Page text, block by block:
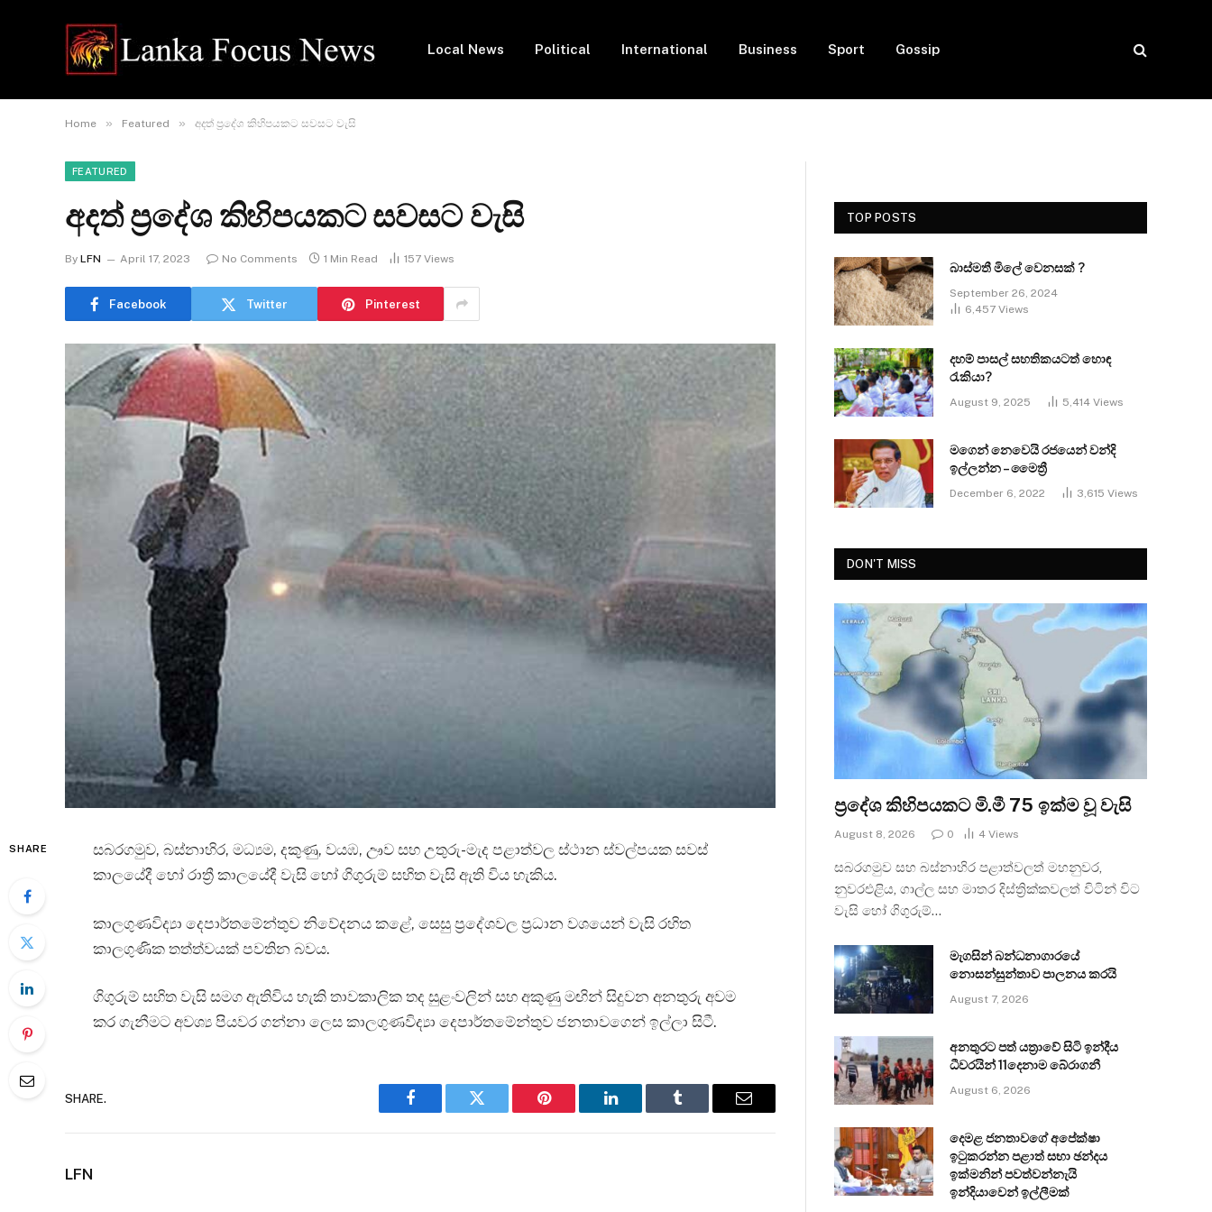
Local News Political International Business Sport Gossip
Home » Featured » අදත් ප්‍රදේශ කිහිපයකට සවසට වැසි
FEATURED
අදත් ප්‍රදේශ කිහිපයකට සවසට වැසි
By LFN April 17, 2023 No Comments 1 Min Read 157 Views
Facebook Twitter Pinterest
SHARE
සබරගමුව, බස්නාහිර, මධ්‍යම, දකුණු, වයඹ, ඌව සහ උතුරු-මැද පළාත්වල ස්ථාන ස්වල්පයක සවස්
කාලයේදී හෝ රාත්‍රී කාලයේදී වැසි හෝ ගිගුරුම් සහිත වැසි ඇති විය හැකිය.
කාලගුණවිද්‍යා දෙපාර්තමේන්තුව නිවේදනය කළේ, සෙසු ප්‍රදේශවල ප්‍රධාන වශයෙන් වැසි රහිත
කාලගුණික තත්ත්වයක් පවතින බවය.
ගිගුරුම් සහිත වැසි සමග ඇතිවිය හැකි තාවකාලික තද සුළංවලින් සහ අකුණු මඟින් සිදුවන අනතුරු අවම
කර ගැනීමට අවශ්‍ය පියවර ගන්නා ලෙස කාලගුණවිද්‍යා දෙපාර්තමේන්තුව ජනතාවගෙන් ඉල්ලා සිටී.
SHARE.
Facebook Twitter Pinterest LinkedIn Tumblr Email
LFN
TOP POSTS
බාස්මතී මිලේ වෙනසක් ?
September 26, 2024
6,457 Views
දහම් පාසල් සහතිකයටත් හොඳ
රැකියා?
August 9, 2025 5,414 Views
මගෙන් නෙවෙයි රජයෙන් වන්දි
ඉල්ලන්න – මෛත්‍රී
December 6, 2022 3,615 Views
DON'T MISS
ප්‍රදේශ කිහිපයකට මි.මී 75 ඉක්ම වූ වැසි
August 8, 2026 0 4 Views
සබරගමුව සහ බස්නාහිර පළාත්වලත් මහනුවර,
නුවරඑළිය, ගාල්ල සහ මාතර දිස්ත්‍රික්කවලත් විටින් විට
වැසි හෝ ගිගුරුම්…
මැගසින් බන්ධනාගාරයේ
නොසන්සුන්තාව පාලනය කරයි
August 7, 2026
අනතුරට පත් යත්‍රාවේ සිටි ඉන්දීය
ධීවරයින් 11දෙනාම බේරාගනී
August 6, 2026
දෙමළ ජනතාවගේ අපේක්ෂා
ඉටුකරන්න පළාත් සභා ඡන්දය
ඉක්මනින් පවත්වන්නැයි
ඉන්දියාවෙන් ඉල්ලීමක්